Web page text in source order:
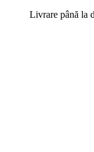
Livrare până la